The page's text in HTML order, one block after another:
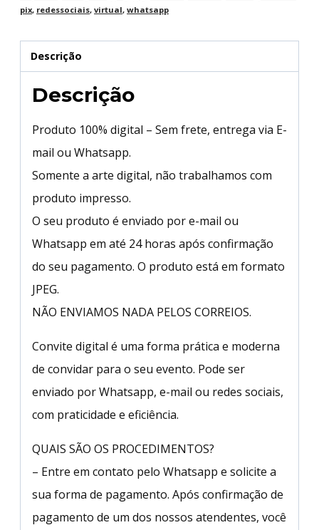
pix, redessociais, virtual, whatsapp
Descrição
Descrição
Produto 100% digital – Sem frete, entrega via E-
mail ou Whatsapp.
Somente a arte digital, não trabalhamos com
produto impresso.
O seu produto é enviado por e-mail ou
Whatsapp em até 24 horas após confirmação
do seu pagamento. O produto está em formato
JPEG.
NÃO ENVIAMOS NADA PELOS CORREIOS.
Convite digital é uma forma prática e moderna
de convidar para o seu evento. Pode ser
enviado por Whatsapp, e-mail ou redes sociais,
com praticidade e eficiência.
QUAIS SÃO OS PROCEDIMENTOS?
– Entre em contato pelo Whatsapp e solicite a
sua forma de pagamento. Após confirmação de
pagamento de um dos nossos atendentes, você